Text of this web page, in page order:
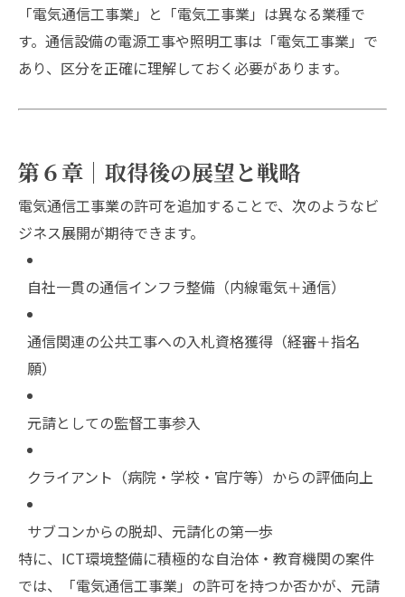
「電気通信工事業」と「電気工事業」は異なる業種で
す。通信設備の電源工事や照明工事は「電気工事業」で
あり、区分を正確に理解しておく必要があります。
第６章｜取得後の展望と戦略
電気通信工事業の許可を追加することで、次のようなビ
ジネス展開が期待できます。
自社一貫の通信インフラ整備（内線電気＋通信）
通信関連の公共工事への入札資格獲得（経審＋指名
願）
元請としての監督工事参入
クライアント（病院・学校・官庁等）からの評価向上
サブコンからの脱却、元請化の第一歩
特に、ICT環境整備に積極的な自治体・教育機関の案件
では、「電気通信工事業」の許可を持つか否かが、元請